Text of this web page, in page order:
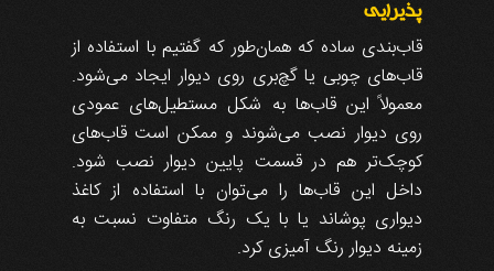
پذیرایی
قاب‌بندی ساده که همان‌طور که گفتیم با استفاده از
قاب‌های چوبی یا گچ‌بری روی دیوار ایجاد می‌شود.
معمولاً این قاب‌ها به شکل مستطیل‌های عمودی
روی دیوار نصب می‌شوند و ممکن است قاب‌های
کوچک‌تر هم در قسمت پایین دیوار نصب شود.
داخل این قاب‌ها را می‌توان با استفاده از کاغذ
دیواری پوشاند یا با یک رنگ متفاوت نسبت به
زمینه دیوار رنگ آمیزی کرد.